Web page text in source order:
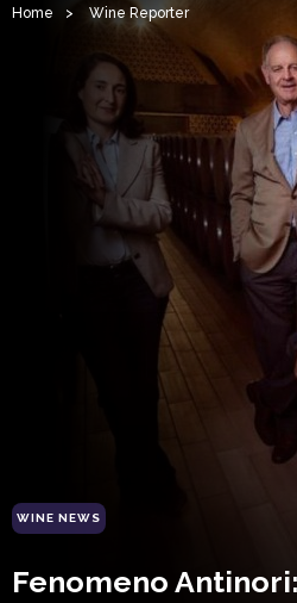
Home > Wine Reporter
WINE NEWS
Fenomeno